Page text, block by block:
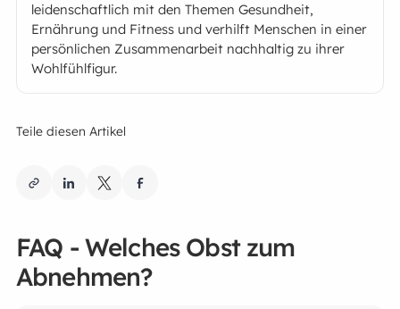
leidenschaftlich mit den Themen Gesundheit,
Ernährung und Fitness und verhilft Menschen in einer
persönlichen Zusammenarbeit nachhaltig zu ihrer
Wohlfühlfigur.
Teile diesen Artikel
FAQ - Welches Obst zum
Abnehmen?